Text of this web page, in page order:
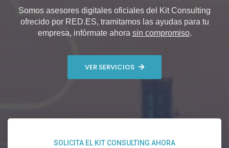
Somos asesores digitales oficiales del Kit Consulting
ofrecido por RED.ES, tramitamos las ayudas para tu
empresa, infórmate ahora sin compromiso.
VER SERVICIOS
SOLICITA EL KIT CONSULTING AHORA